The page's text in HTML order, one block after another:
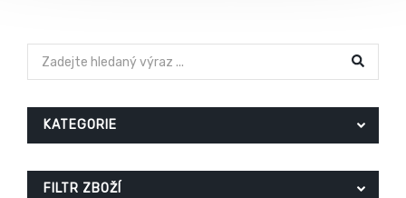
KATEGORIE
FILTR ZBOŽÍ